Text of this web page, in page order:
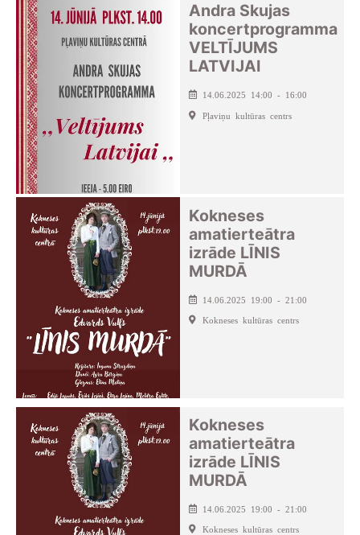
Andra Skujas
koncertprogramma
VELTĪJUMS
LATVIJAI
14.06.2025 14:00 - 16:00
Pļaviņu kultūras centrs
Kokneses
amatierteātra
izrāde LĪNIS
MURDĀ
14.06.2025 19:00 - 21:00
Kokneses kultūras centrs
Kokneses
amatierteātra
izrāde LĪNIS
MURDĀ
14.06.2025 19:00 - 21:00
Kokneses kultūras centrs